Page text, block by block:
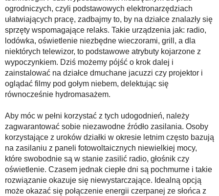
ogrodniczych, czyli podstawowych elektronarzędziach
ułatwiających pracę, zadbajmy to, by na działce znalazły się
sprzęty wspomagające relaks. Takie urządzenia jak: radio,
lodówka, oświetlenie niezbędne wieczorami, grill, a dla
niektórych telewizor, to podstawowe atrybuty kojarzone z
wypoczynkiem. Dziś możemy pójść o krok dalej i
zainstalować na działce dmuchane jacuzzi czy projektor i
oglądać filmy pod gołym niebem, delektując się
równocześnie hydromasażem.
Aby móc w pełni korzystać z tych udogodnień, należy
zagwarantować sobie niezawodne źródło zasilania. Osoby
korzystające z uroków działki w okresie letnim często bazują
na zasilaniu z paneli fotowoltaicznych niewielkiej mocy,
które swobodnie są w stanie zasilić radio, głośnik czy
oświetlenie. Czasem jednak ciepłe dni są pochmurne i takie
rozwiązanie okazuje się niewystarczające. Idealną opcją
może okazać się połączenie energii czerpanej ze słońca z